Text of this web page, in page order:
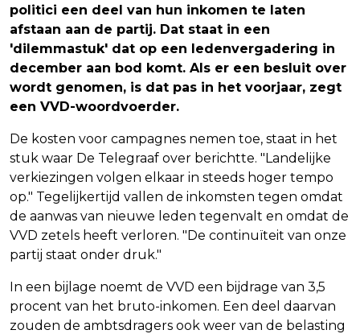
politici een deel van hun inkomen te laten
afstaan aan de partij. Dat staat in een
'dilemmastuk' dat op een ledenvergadering in
december aan bod komt. Als er een besluit over
wordt genomen, is dat pas in het voorjaar, zegt
een VVD-woordvoerder.
De kosten voor campagnes nemen toe, staat in het
stuk waar De Telegraaf over berichtte. "Landelijke
verkiezingen volgen elkaar in steeds hoger tempo
op." Tegelijkertijd vallen de inkomsten tegen omdat
de aanwas van nieuwe leden tegenvalt en omdat de
VVD zetels heeft verloren. "De continuïteit van onze
partij staat onder druk."
In een bijlage noemt de VVD een bijdrage van 3,5
procent van het bruto-inkomen. Een deel daarvan
zouden de ambtsdragers ook weer van de belasting